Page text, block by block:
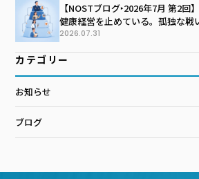
【NOSTブログ‣2026年7月 第2回
健康経営を止めている。孤独な戦
のつくり方
2026.07.31
カテゴリー
お知らせ
ブログ